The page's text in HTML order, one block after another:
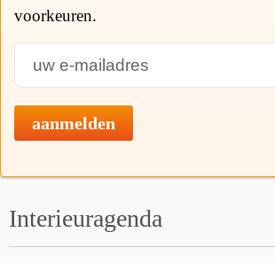
voorkeuren.
aanmelden
Interieuragenda